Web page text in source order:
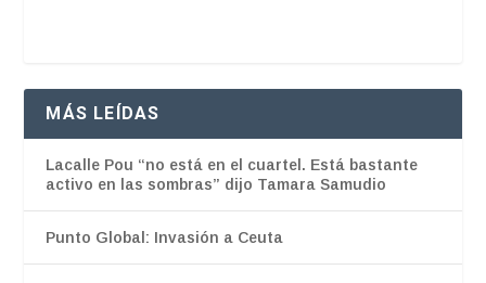
MÁS LEÍDAS
Lacalle Pou “no está en el cuartel. Está bastante
activo en las sombras” dijo Tamara Samudio
Punto Global: Invasión a Ceuta